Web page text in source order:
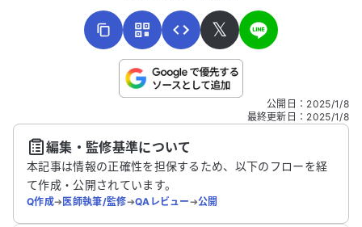
こちらは送信専用のフォームです。氏名やご自身の病気の詳細な
送信する
𝕏
公開日 ： 2025/1/8
最終更新日 ： 2025/1/8
編集・監修基準について
本記事は情報の正確性を担保するため、以下のフローを経
て作成・公開されています。
Q作成➔医師執筆/監修➔QAレビュー➔公開